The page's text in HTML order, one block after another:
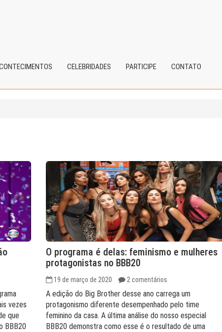
CELEBRIDADES PARTICIPE CONTATO
vezes
que
BBB20
O programa é delas: feminismo e mulheres
protagonistas no BBB20
19 de março de 2020 2 comentários
A edição do Big Brother desse ano carrega um
protagonismo diferente desempenhado pelo time
feminino da casa. A última análise do nosso especial
BBB20 demonstra como esse é o resultado de uma